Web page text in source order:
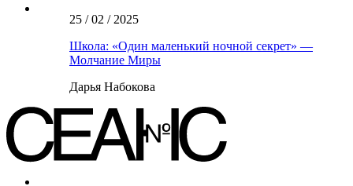
25 / 02 / 2025
Школа: «Один маленький ночной секрет» —
Молчание Миры
Дарья Набокова